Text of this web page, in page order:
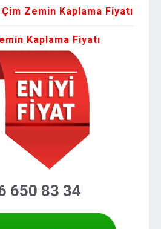
Zemin Kaplama Fiyatı
Kaplama Fiyatı
650 83 34